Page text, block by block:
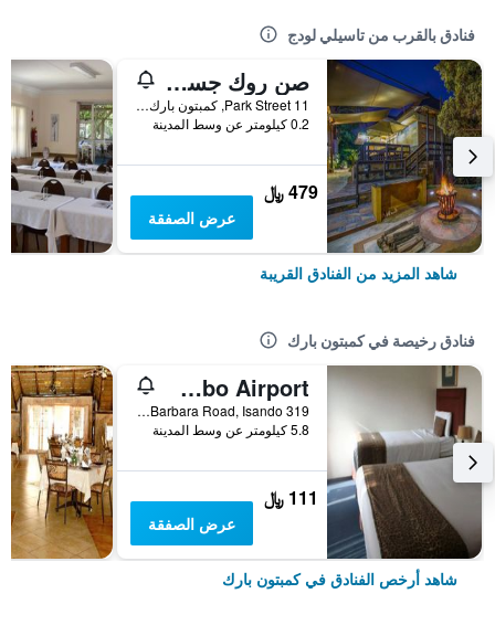
فنادق بالقرب من تاسيلي لودج
صن روك جست هاوس
Park Street 11, كمبتون بارك, محافظة غاوتينج, جنوب أفريقيا
0.2 كيلومتر عن وسط المدينة
479 ﷼
عرض الصفقة
شاهد المزيد من الفنادق القريبة
فنادق رخيصة في كمبتون بارك
Ecotel Or Tambo Airport
319 Barbara Road, Isando, كمبتون بارك, محافظة غاوتينج, جنوب أفريقيا
5.8 كيلومتر عن وسط المدينة
111 ﷼
عرض الصفقة
شاهد أرخص الفنادق في كمبتون بارك